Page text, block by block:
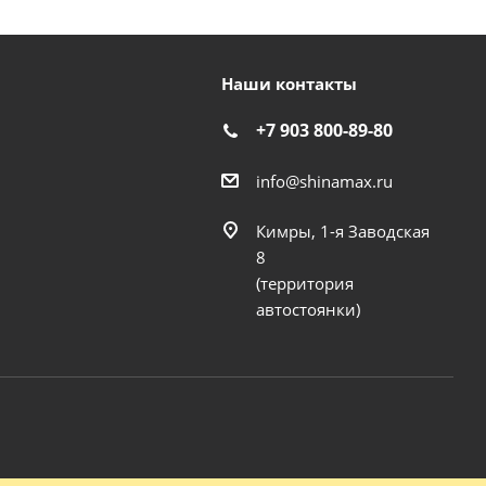
Наши контакты
+7 903 800-89-80
info@shinamax.ru
Кимры, 1-я Заводская
8
(территория
автостоянки)